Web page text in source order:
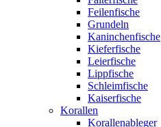
Feilenfische
Grundeln
Kaninchenfische
Kieferfische
Leierfische
Lippfische
Schleimfische
Kaiserfische
Korallen
Korallenableger